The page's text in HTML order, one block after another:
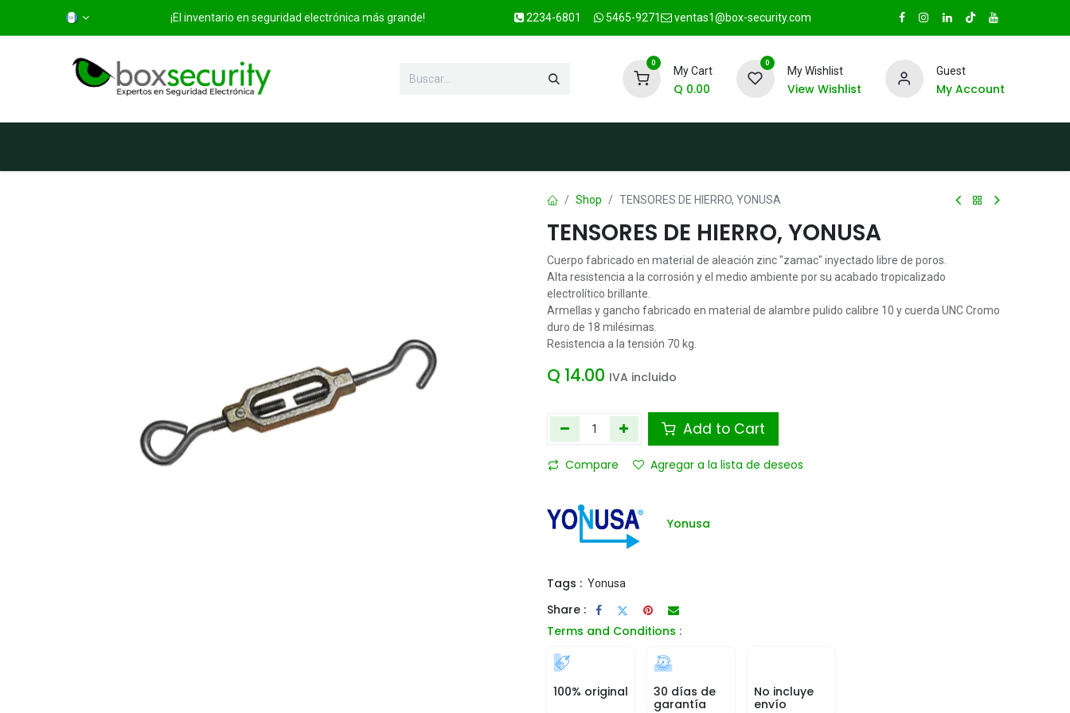
¡El inventario en seguridad electrónica más grande! 2234-6801 5465-9271 ventas1@box-security.com
0
My Cart
Q 0.00
0
My Wishlist
View Wishlist
Guest
My Account
Shop TENSORES DE HIERRO, YONUSA
TENSORES DE HIERRO, YONUSA
Cuerpo fabricado en material de aleación zinc "zamac" inyectado libre de poros.
Alta resistencia a la corrosión y el medio ambiente por su acabado tropicalizado
electrolítico brillante.
Armellas y gancho fabricado en material de alambre pulido calibre 10 y cuerda UNC Cromo
duro de 18 milésimas.
Resistencia a la tensión 70 kg.
Q 14.00 IVA incluido
Add to Cart
Compare Agregar a la lista de deseos
Yonusa
Tags : Yonusa
Share :
Terms and Conditions :
100% original
30 días de
garantía
No incluye
envío